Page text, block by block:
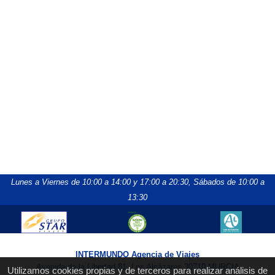
Utilizamos cookies propias y de terceros para realizar análisis de
Lunes a Viernes de 10:00 a 14:00 y 17:00 a 20:30, Sábados de 10:00 a
13:30
INTERMUNDO Agencia de Viajes
Avenida de la Libertad 81, Los Alcázares 30710 MURCIA